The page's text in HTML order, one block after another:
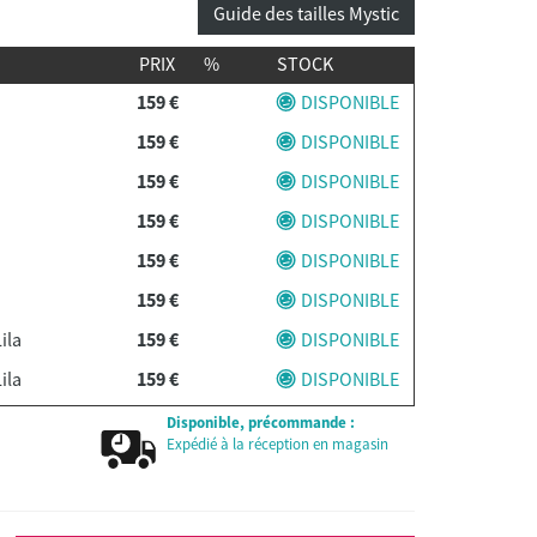
Guide des tailles Mystic
PRIX %
STOCK
159 €
DISPONIBLE
159 €
DISPONIBLE
159 €
DISPONIBLE
159 €
DISPONIBLE
159 €
DISPONIBLE
159 €
DISPONIBLE
159 €
DISPONIBLE
159 €
DISPONIBLE
159 €
DISPONIBLE
159 €
DISPONIBLE
Disponible, précommande :
Expédié à la réception en magasin